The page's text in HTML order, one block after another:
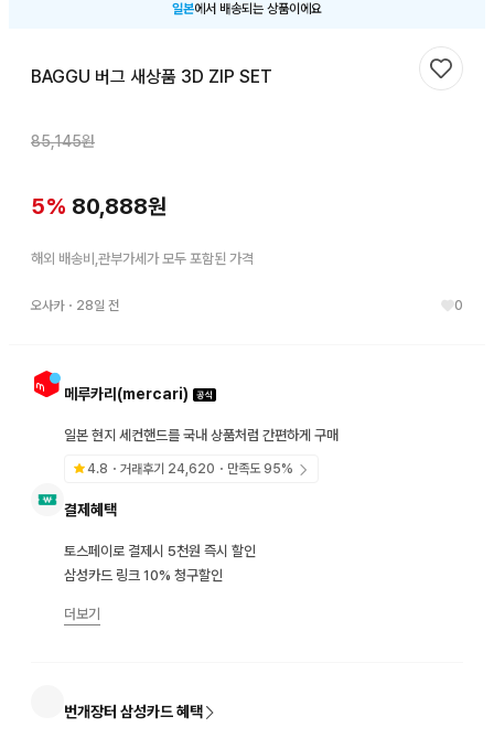
일본에서 배송되는 상품이에요
BAGGU 버그 새상품 3D ZIP SET
85,145원
5% 80,888원
해외 배송비,관부가세가 모두 포함된 가격
오사카・ 28일 전 0
메루카리(mercari)
일본 현지 세컨핸드를 국내 상품처럼 간편하게 구매
4.8 ・거래후기 24,620 ・만족도95%
결제혜택
토스페이로 결제시 5천원 즉시 할인
삼성카드 링크 10% 청구할인
더보기
번개장터 삼성카드 혜택
찜하기